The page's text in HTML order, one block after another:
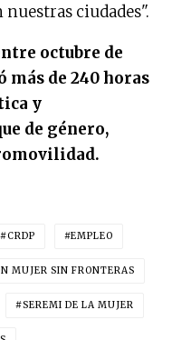
ciudades".
octubre de
más de 240 horas
y
de género,
CRDP EMPLEO
MUJER SIN FRONTERAS
SEREMI DE LA MUJER